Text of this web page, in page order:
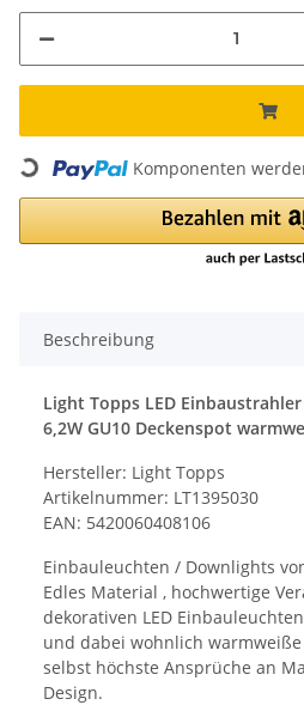
Loading... Komponenten
Beschreibung
Light Topps LED
6,2W GU10 Deckenspot
Hersteller: Light Topps
Artikelnummer: LT1395030
EAN: 5420060408106
Einbauleuchten / Downlights
Edles Material , hochwertige
dekorativen LED
und dabei wohnlich
selbst höchste Ansprüche an
Design.